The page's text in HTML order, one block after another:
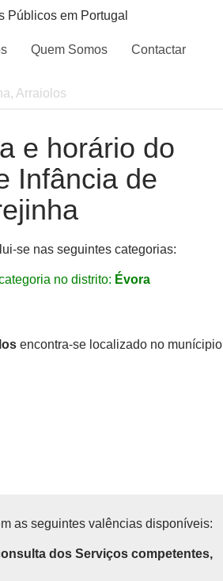
Públicos em Portugal
Quem Somos Contactar
Arraiolos
e horário do
Infância de
se nas seguintes categorias:
no distrito: Évora
encontra-se localizado no munícipio
as seguintes valências disponíveis:
dos Serviços competentes,